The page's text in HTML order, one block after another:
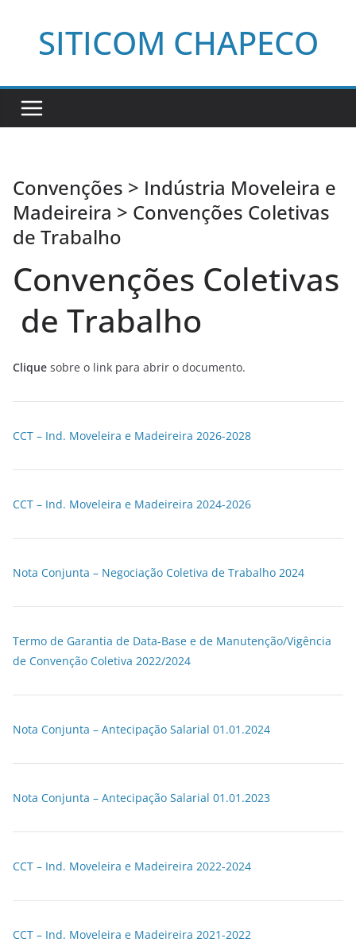
SITICOM CHAPECO
Convenções > Indústria Moveleira e
Madeireira > Convenções Coletivas
de Trabalho
Convenções Coletivas
de Trabalho
Clique sobre o link para abrir o documento.
CCT – Ind. Moveleira e Madeireira 2026-2028
CCT – Ind. Moveleira e Madeireira 2024-2026
Nota Conjunta – Negociação Coletiva de Trabalho 2024
Termo de Garantia de Data-Base e de Manutenção/Vigência
de Convenção Coletiva 2022/2024
Nota Conjunta – Antecipação Salarial 01.01.2024
Nota Conjunta – Antecipação Salarial 01.01.2023
CCT – Ind. Moveleira e Madeireira 2022-2024
CCT – Ind. Moveleira e Madeireira 2021-2022